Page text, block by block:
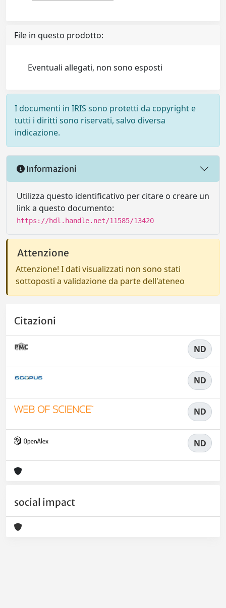
File in questo prodotto:
Eventuali allegati, non sono esposti
I documenti in IRIS sono protetti da copyright e
tutti i diritti sono riservati, salvo diversa
indicazione.
Informazioni
Utilizza questo identificativo per citare o creare un
link a questo documento:
https://hdl.handle.net/11585/13420
Attenzione
Attenzione! I dati visualizzati non sono stati
sottoposti a validazione da parte dell'ateneo
Citazioni
ND
ND
ND
ND
social impact